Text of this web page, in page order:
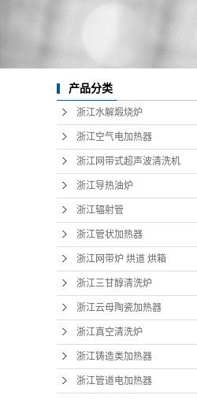
产品分类
浙江水解煅烧炉
浙江空气电加热器
浙江网带式超声波清洗机
浙江导热油炉
浙江辐射管
浙江管状加热器
浙江网带炉 烘道 烘箱
浙江三甘醇清洗炉
浙江云母陶瓷加热器
浙江真空清洗炉
浙江铸造类加热器
浙江管道电加热器